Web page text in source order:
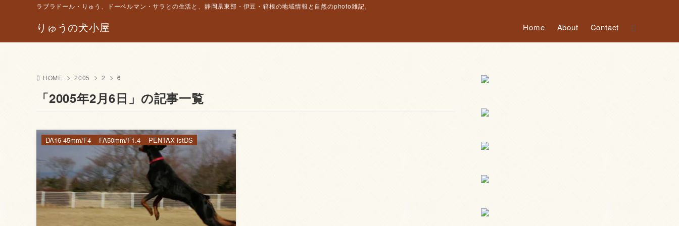
りゅうの犬小屋
ラブラドール・りゅう、ドーベルマン・サラとの生活と、静岡県東部・伊豆・箱根の地域情報と自然のphoto雑記。
Home About Contact
HOME 2005 2 6
「2005年2月6日」の記事一覧
DA16-45mm/F4 FA50mm/F1.4 PENTAX istDS